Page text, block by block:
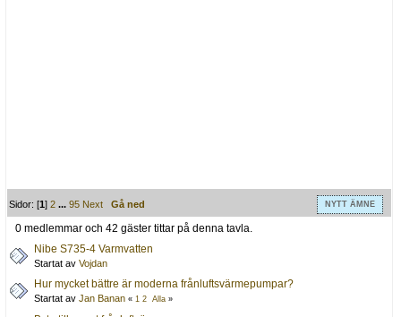
Sidor: [1]2 ...95 Next Gå ned NYTT ÄMNE
0 medlemmar och 42 gäster tittar på denna tavla.
Nibe S735-4 Varmvatten
Startat av Vojdan
Hur mycket bättre är moderna frånluftsvärmepumpar?
Startat av Jan Banan « 1 2 Alla »